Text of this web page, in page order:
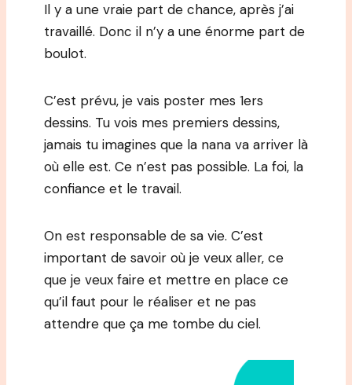
Il y a une vraie part de chance, après j’ai
travaillé. Donc il n’y a une énorme part de
boulot.
C’est prévu, je vais poster mes 1ers
dessins. Tu vois mes premiers dessins,
jamais tu imagines que la nana va arriver là
où elle est. Ce n’est pas possible. La foi, la
confiance et le travail.
On est responsable de sa vie. C’est
important de savoir où je veux aller, ce
que je veux faire et mettre en place ce
qu’il faut pour le réaliser et ne pas
attendre que ça me tombe du ciel.